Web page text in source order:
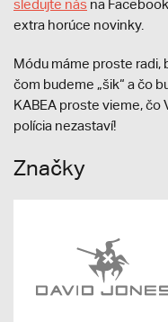
sledujte nás na
extra horúce novinky.
Módu máme proste radi,
čom budeme „šik“ a čo
KABEA proste vieme, čo
polícia nezastaví!
Značky